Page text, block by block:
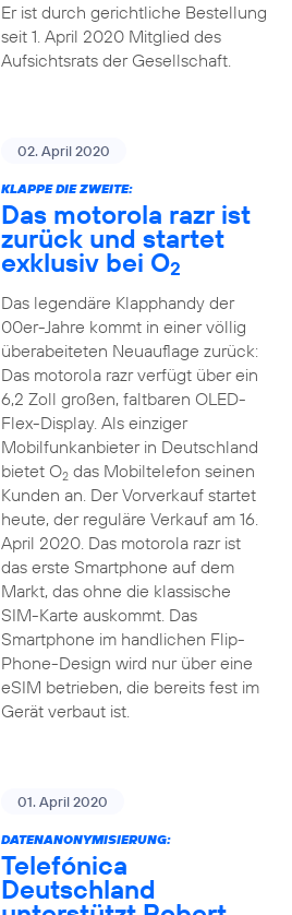
Er ist durch gerichtliche Bestellung
seit 1. April 2020 Mitglied des
Aufsichtsrats der Gesellschaft.
02. April 2020
KLAPPE DIE ZWEITE:
Das motorola razr ist
zurück und startet
exklusiv bei O2
Das legendäre Klapphandy der
00er-Jahre kommt in einer völlig
überabeiteten Neuauflage zurück:
Das motorola razr verfügt über ein
6,2 Zoll großen, faltbaren OLED-
Flex-Display. Als einziger
Mobilfunkanbieter in Deutschland
bietet O2das Mobiltelefon seinen
Kunden an. Der Vorverkauf startet
heute, der reguläre Verkauf am 16.
April 2020. Das motorola razr ist
das erste Smartphone auf dem
Markt, das ohne die klassische
SIM-Karte auskommt. Das
Smartphone im handlichen Flip-
Phone-Design wird nur über eine
eSIM betrieben, die bereits fest im
Gerät verbaut ist.
01. April 2020
DATENANONYMISIERUNG:
Telefónica
Deutschland